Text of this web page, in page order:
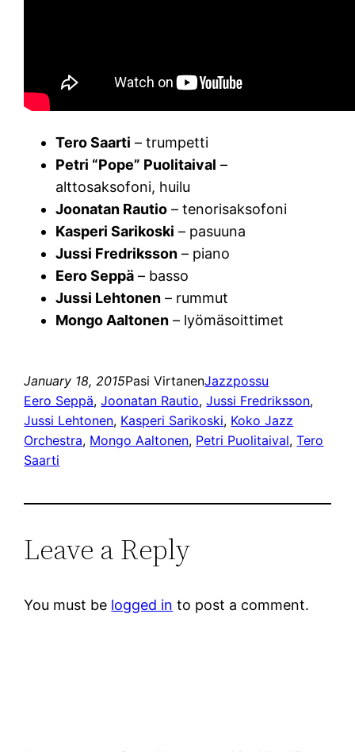
Tero Saarti – trumpetti
Petri “Pope” Puolitaival –
alttosaksofoni, huilu
Joonatan Rautio – tenorisaksofoni
Kasperi Sarikoski – pasuuna
Jussi Fredriksson – piano
Eero Seppä – basso
Jussi Lehtonen – rummut
Mongo Aaltonen – lyömäsoittimet
January 18, 2015Pasi VirtanenJazzpossu
Eero Seppä, Joonatan Rautio, Jussi Fredriksson
Jussi Lehtonen, Kasperi Sarikoski, Koko Jazz
Orchestra, Mongo Aaltonen, Petri Puolitaival, Tero
Saarti
Leave a Reply
You must be logged in to post a comment.